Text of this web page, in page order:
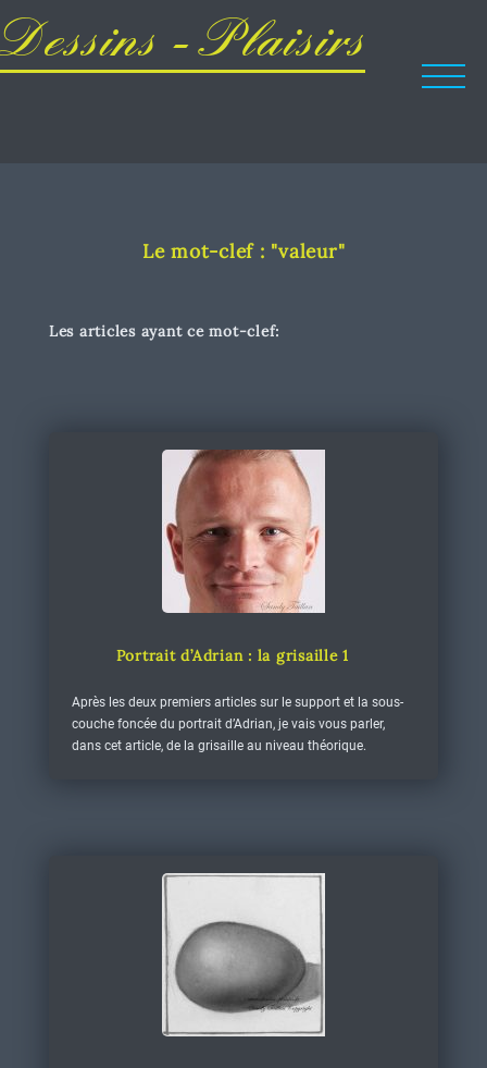
Dessins - Plaisirs
Le mot-clef : "valeur"
Les articles ayant ce mot-clef:
Portrait d’Adrian : la grisaille 1
Après les deux premiers articles sur le support et la sous-
couche foncée du portrait d’Adrian, je vais vous parler,
dans cet article, de la grisaille au niveau théorique.